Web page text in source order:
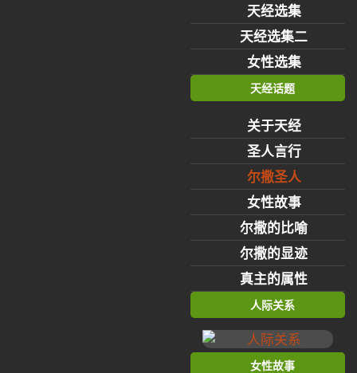
天经选集
天经选集二
女性选集
天经话题
关于天经
圣人言行
尔撒圣人
女性故事
尔撒的比喻
尔撒的显迹
真主的属性
人际关系
女性故事